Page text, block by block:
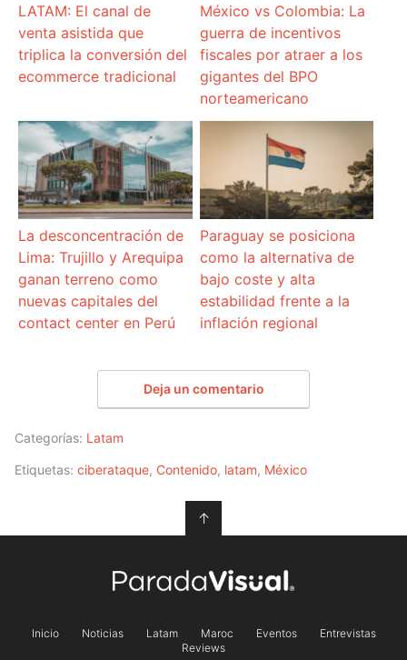
LATAM: El canal de
venta asistida que
triplica la conversión del
ecommerce tradicional
México vs Colombia: La
guerra de incentivos
fiscales por atraer a los
gigantes del BPO
norteamericano
La desconcentración de
Lima: Trujillo y Arequipa
ganan terreno como
nuevas capitales del
contact center en Perú
Paraguay se posiciona
como la alternativa de
bajo coste y alta
estabilidad frente a la
inflación regional
Deja un comentario
Categorías: Latam
Etiquetas: ciberataque, Contenido, latam, México
↑
Inicio Noticias Latam Maroc Eventos
Entrevistas
Reviews